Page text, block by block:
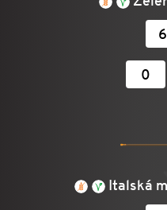
Italská